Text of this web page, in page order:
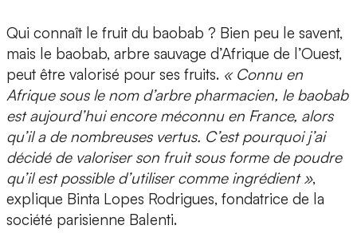
Qui connaît le fruit du baobab ? Bien peu le savent,
mais le baobab, arbre sauvage d’Afrique de l’Ouest,
peut être valorisé pour ses fruits. « Connu en
Afrique sous le nom d’arbre pharmacien, le baobab
est aujourd’hui encore méconnu en France, alors
qu’il a de nombreuses vertus. C’est pourquoi j’ai
décidé de valoriser son fruit sous forme de poudre
qu’il est possible d’utiliser comme ingrédient »,
explique Binta Lopes Rodrigues, fondatrice de la
société parisienne Balenti.